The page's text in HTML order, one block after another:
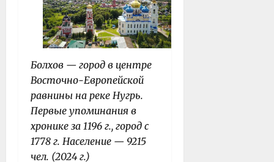
Болхов — город в центре
Восточно-Европейской
равнины на реке Нугрь.
Первые упоминания в
хронике за 1196 г., город с
1778 г. Население — 9215
чел. (2024 г.)